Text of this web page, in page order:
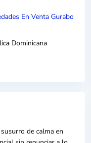
En Venta Gurabo
Dominicana
de calma en